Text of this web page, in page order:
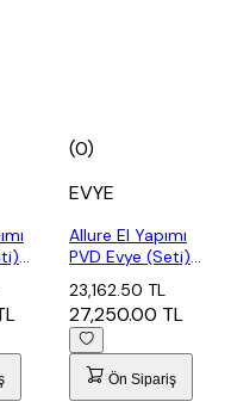
(0)
EVYE
Allure El Yapımı
PVD Evye (Seti)
23,162.50 TL
27,250.00 TL
Ön Sipariş